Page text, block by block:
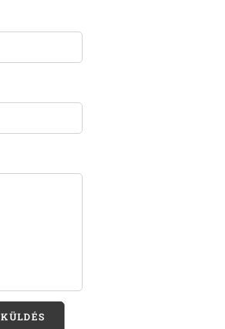
KÜLDÉS